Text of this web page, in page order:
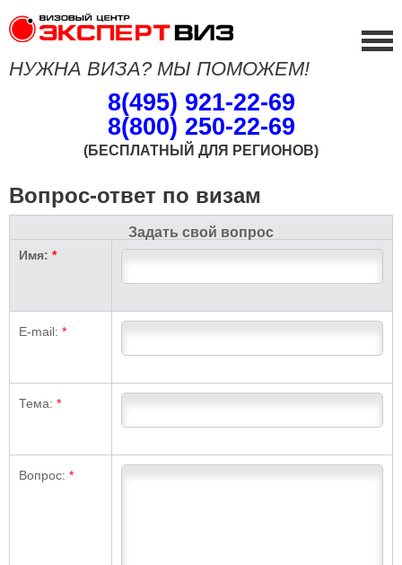
НУЖНА ВИЗА? МЫ ПОМОЖЕМ!
8(495) 921-22-69
8(800) 250-22-69
(БЕСПЛАТНЫЙ ДЛЯ РЕГИОНОВ)
Вопрос-ответ по визам
Задать свой вопрос
Имя: *
E-mail: *
Тема: *
Вопрос: *